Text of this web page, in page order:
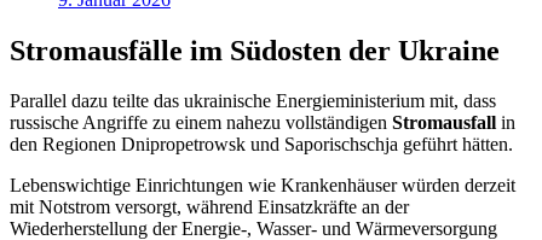
Stromausfälle im Südosten der Ukraine
Parallel dazu teilte das ukrainische Energieministerium mit, dass
russische Angriffe zu einem nahezu vollständigen Stromausfall in
den Regionen Dnipropetrowsk und Saporischschja geführt hätten.
Lebenswichtige Einrichtungen wie Krankenhäuser würden derzeit
mit Notstrom versorgt, während Einsatzkräfte an der
Wiederherstellung der Energie-, Wasser- und Wärmeversorgung